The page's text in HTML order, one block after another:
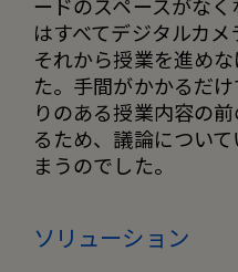
はすべてデジタルカメ
それから授業を進め
た。手間がかかるだ
りのある授業内容の
るため、議論につい
まうのでした。
ソリューション